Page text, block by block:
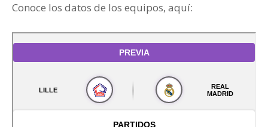
Conoce los datos de los equipos, aquí: